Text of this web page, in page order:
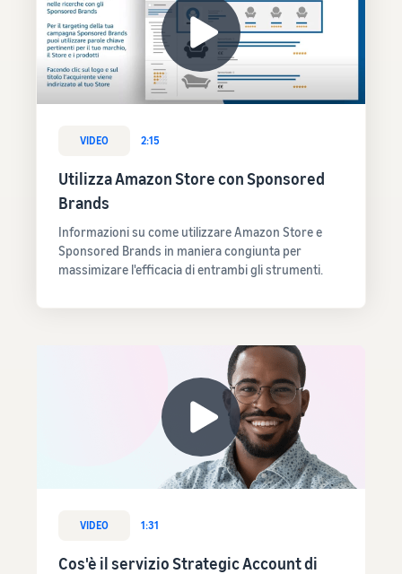
VIDEO 2:15
Utilizza Amazon Store con Sponsored
Brands
Informazioni su come utilizzare Amazon Store e
Sponsored Brands in maniera congiunta per
massimizare l'efficacia di entrambi gli strumenti.
VIDEO 1:31
Cos'è il servizio Strategic Account di